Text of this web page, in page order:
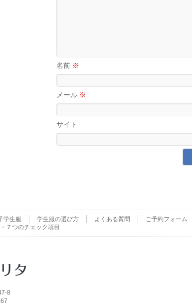
名前 ※
メール ※
サイト
学生服 学生服の選び方 よくある質問 ご予約フォーム
７つのチェック項目
8